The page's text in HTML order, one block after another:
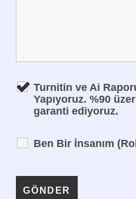
Turnitin ve Ai
Yapıyoruz. %90
garanti ediyoruz.
Ben Bir İnsanım